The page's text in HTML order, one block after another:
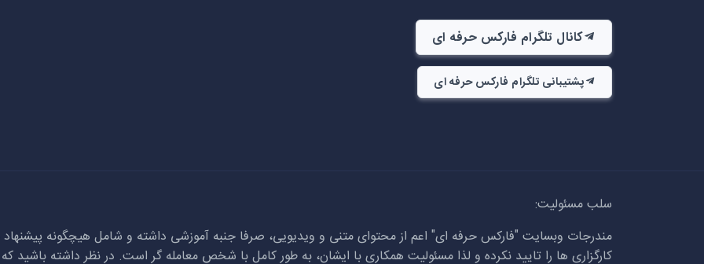
کانال تلگرام فارکس حرفه ای
پشتیبانی تلگرام فارکس حرفه ای
سلب مسئولیت:
مندرجات وبسایت "فارکس حرفه ای" اعم از محتوای متنی و ویدیویی، صرفا جنبه آموزشی داشته و شامل هیچگونه پیشنهاد
کارگزاری ها را تایید نکرده و لذا مسئولیت همکاری با ایشان، به طور کامل با شخص معامله گر است. در نظر داشته باشید